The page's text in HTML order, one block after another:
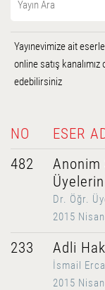
Yayınevimize ait
online satış kanalımız
edebilirsiniz
NO
ESER
482
Anonim
Dr. Öğr.
2015
233 Adli
İsmail
2015